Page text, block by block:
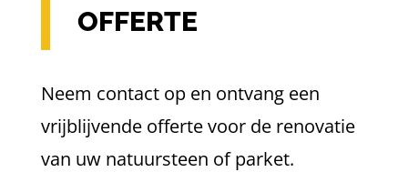
OFFERTE
Neem contact op en ontvang een
vrijblijvende offerte voor de renovatie
van uw natuursteen of parket.